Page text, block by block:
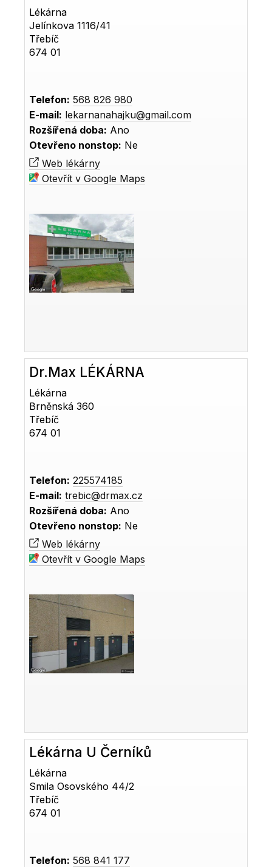
Lékárna
Jelínkova 1116/41
Třebíč
674 01
Telefon: 568 826 980
E-mail: lekarnanahajku@gmail.com
Rozšířená doba: Ano
Otevřeno nonstop: Ne
Web lékárny
Otevřít v Google Maps
Dr.Max LÉKÁRNA
Lékárna
Brněnská 360
Třebíč
674 01
Telefon: 225574185
E-mail: trebic@drmax.cz
Rozšířená doba: Ano
Otevřeno nonstop: Ne
Web lékárny
Otevřít v Google Maps
Lékárna U Černíků
Lékárna
Smila Osovského 44/2
Třebíč
674 01
Telefon: 568 841 177